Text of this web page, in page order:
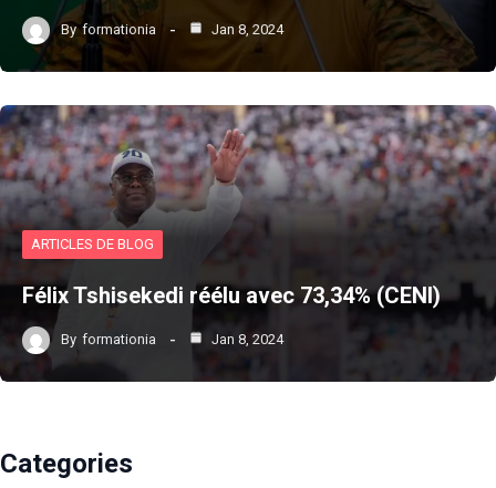
By formationia Jan 8, 2024
ARTICLES DE BLOG
Félix Tshisekedi réélu avec 73,34% (CENI)
By formationia Jan 8, 2024
Categories